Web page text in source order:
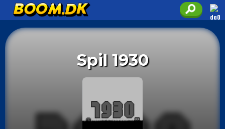
Spil 1930